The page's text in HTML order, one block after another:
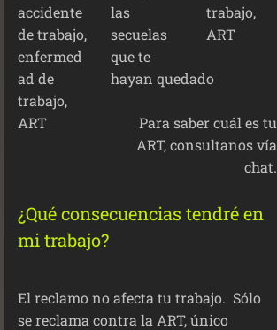
las
secuelas
que te
hayan quedado
Para saber cuál es tu
ART, consultanos vía
chat.
¿Qué consecuencias tendré en
mi trabajo?
El reclamo no afecta tu trabajo. Sólo
se reclama contra la ART, único